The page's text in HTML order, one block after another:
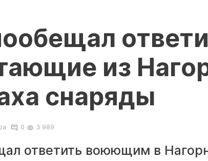
из
снаряды
0 3 989
ответить воюющим в